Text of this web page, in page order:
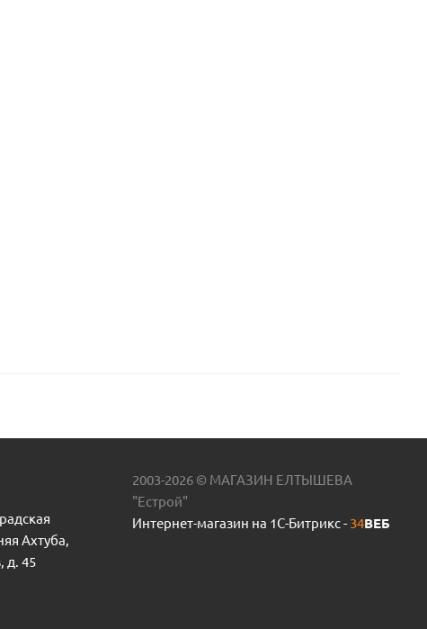
Ахтуба,
д. 45
2003-2026 © МАГАЗИН ЕЛТЫШЕВА
"Естрой"
Интернет-магазин на 1С-Битрикс - 34ВЕБ